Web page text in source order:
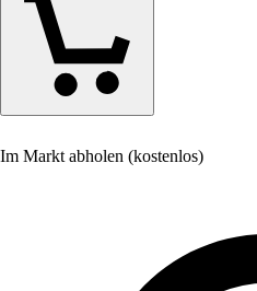
Im Markt abholen (kostenlos)